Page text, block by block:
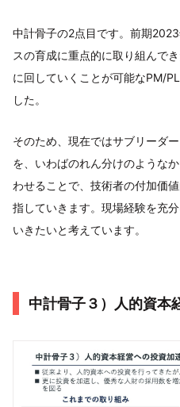
中計骨子の2点目です。前期
スの育成に重点的に取り組んで
に回していくことが可能なPM/
した。
そのため、現在ではサブリーダ
を、いわばのれん分けのような
わせることで、技術者の付加価
指していきます。現場経験を充
いきたいと考えています。
中計骨子３）人的資本